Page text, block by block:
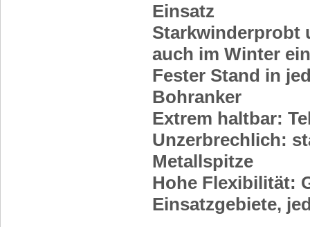
Einsatz
Starkwinderprobt
auch im Winter
Fester Stand in
Bohranker
Extrem haltbar:
Unzerbrechlich:
Metallspitze
Hohe Flexibilität:
Einsatzgebiete,